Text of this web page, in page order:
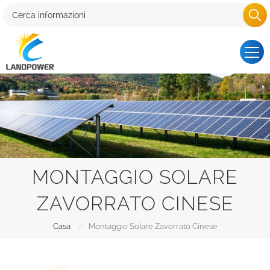
MONTAGGIO SOLARE
ZAVORRATO CINESE
Casa / Montaggio Solare Zavorrato Cinese